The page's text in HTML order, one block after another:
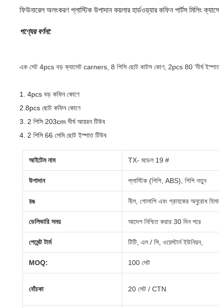
ফিউনারেল অলংকরণ প্লাস্টিক উপাদান কয়লার হার্ডওয়্যার কফিন পার্টস মিলিং
পণ্যের বর্ণনা:
এক সেট 4pcs বড় ক্যাসেট carners, 8 পিসি ছোট কাটস কোণ, 2pcs 80 'দীর্ঘ
1. 4pcs বড় কফিন কোণে
2.8pcs ছোট কফিন কোণে
3. 2 পিসি 203cm দীর্ঘ আয়রন টিউব
4. 2 পিসি 66 সেমি ছোট ইস্পাত টিউব
আইটেম নাম TX- মডেল 19 #
উপাদান প্লাস্টিক (পিপি, ABS), পিপি নতুন
রঙ নীল, গোলাপি এবং গ্রাহকের অনুরোধ
ডেলিভারি সময় আদেশ নিশ্চিত করার 30 দিন পরে
পেমেন্ট টার্ম টিটি, এল / সি, ওয়েস্টার্ন ইউনিয়ন,
MOQ: 100 সেট
বোঁচকা 20 সেট / CTN